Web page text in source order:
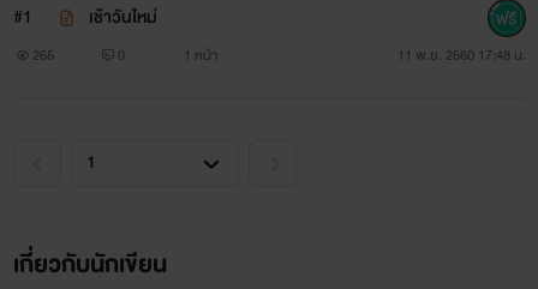
เรตะ:รุ่นพี่!!จะทำอะไรน่ะ ฮาโตะ: ....ยืนหน้าไปจุ๊บแก้มเรตะ
บทนไม่ไหวละ เรตะ!ขอจูบปากนะ เรตะ:หะ...ห๊ะ!!ไม่มีทาง//วิ่งหนี
ใจ:ระ...รุ่นพี่!ม่ายยยน้าาจูบแรกผมม ฮาโตะ:แลกลิ้น//เลื่อนมือไป
#1 เช้าวันใหม่
265 0 1 หน้า 11 พ.ย. 2560 17:48 น.
เกี่ยวกับนักเขียน